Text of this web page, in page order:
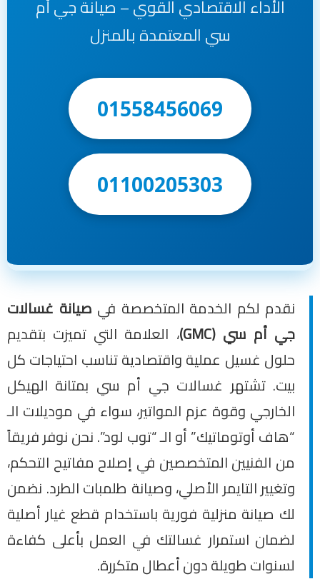
الأداء الاقتصادي القوي – صيانة جي أم
سي المعتمدة بالمنزل
01558456069
01100205303
نقدم لكم الخدمة المتخصصة في صيانة غسالات
جي أم سي (GMC)
، العلامة التي تميزت بتقديم
حلول غسيل عملية واقتصادية تناسب احتياجات كل
بيت. تشتهر غسالات جي أم سي بمتانة الهيكل
الخارجي وقوة عزم المواتير، سواء في موديلات الـ
“هاف أوتوماتيك” أو الـ “توب لود”. نحن نوفر فريقاً
من الفنيين المتخصصين في إصلاح مفاتيح التحكم،
وتغيير التايمر الأصلي، وصيانة طلمبات الطرد. نضمن
لك صيانة منزلية فورية باستخدام قطع غيار أصلية
لضمان استمرار غسالتك في العمل بأعلى كفاءة
لسنوات طويلة دون أعطال متكررة.